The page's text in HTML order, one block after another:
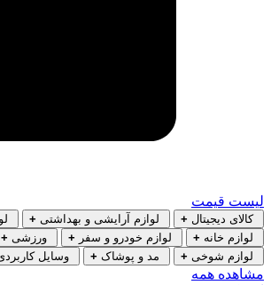
لیست قیمت
کالای دیجیتال + لوازم آرایشی و بهداشتی +
لوازم خانه + لوازم خودرو و سفر + ورزشی +
لوازم شوخی + مد و پوشاک + وسایل
مشاهده همه